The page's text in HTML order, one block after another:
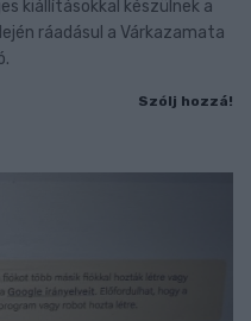
kiállításokkal készülnek a
ráadásul a Várkazamata
Szólj hozzá!